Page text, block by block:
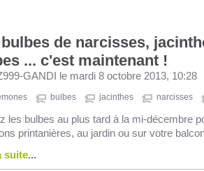
de narcisses,
... c'est maintenant !
GANDI le mardi 8 octobre 2013, 10:28
bulbes jacinthes narcisses
les bulbes au plus tard à la mi-décembre
printanières, au jardin ou sur votre
suite...